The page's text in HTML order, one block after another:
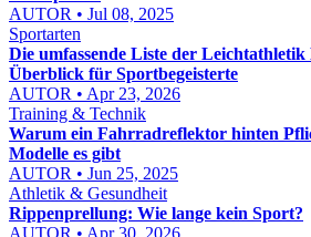
AUTOR • Jul 08, 2025
Sportarten
Die umfassende Liste der
Überblick für Sportbegeisterte
AUTOR • Apr 23, 2026
Training & Technik
Warum ein Fahrradreflektor hinten
Modelle es gibt
AUTOR • Jun 25, 2025
Athletik & Gesundheit
Rippenprellung: Wie lange kein Sport?
AUTOR • Apr 30, 2026